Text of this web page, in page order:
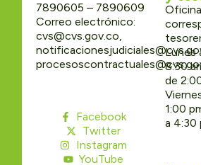
7890605 – 7890609
Correo electrónico:
cvs@cvs.gov.co,
Facebook
Twitter
Instagram
YouTube
Lunes
8:30
de
1:00
a 4:30